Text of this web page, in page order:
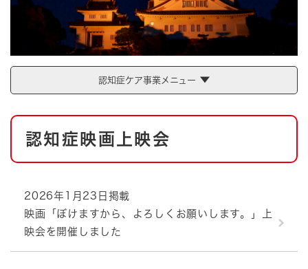
文字サイズ 標準 拡大
背景色変更 白 黒 青
とじる
とじる
認知症ケア事業メニュー
本
認知症映画上映会
2026年1月23日掲載
映画「ぼけますから、よろしくお願いします。」上
映会を開催しました